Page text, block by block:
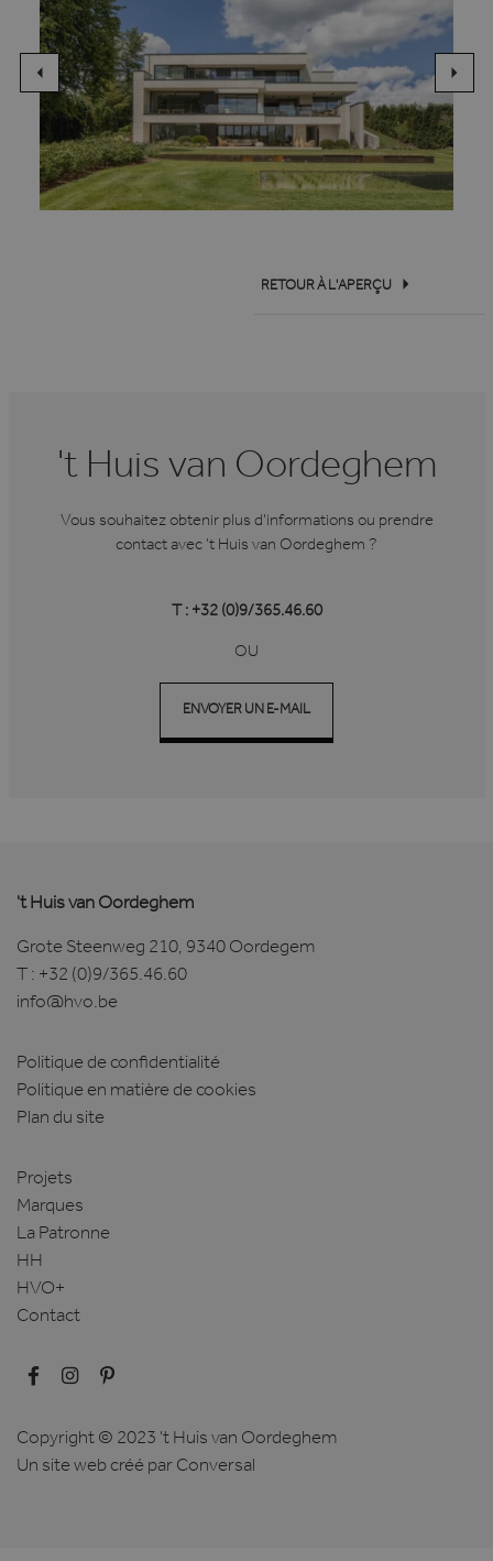
RETOUR À L'APERÇU
't Huis van Oordeghem
Vous souhaitez obtenir plus d'informations ou prendre
contact avec 't Huis van Oordeghem ?
T : +32 (0)9/365.46.60
OU
ENVOYER UN E-MAIL
't Huis van Oordeghem
Grote Steenweg 210, 9340 Oordegem
T : +32 (0)9/365.46.60
info@hvo.be
Politique de confidentialité
Politique en matière de cookies
Plan du site
Projets
Marques
La Patronne
HH
HVO+
Contact
Copyright © 2023 't Huis van Oordeghem
Un site web créé par Conversal